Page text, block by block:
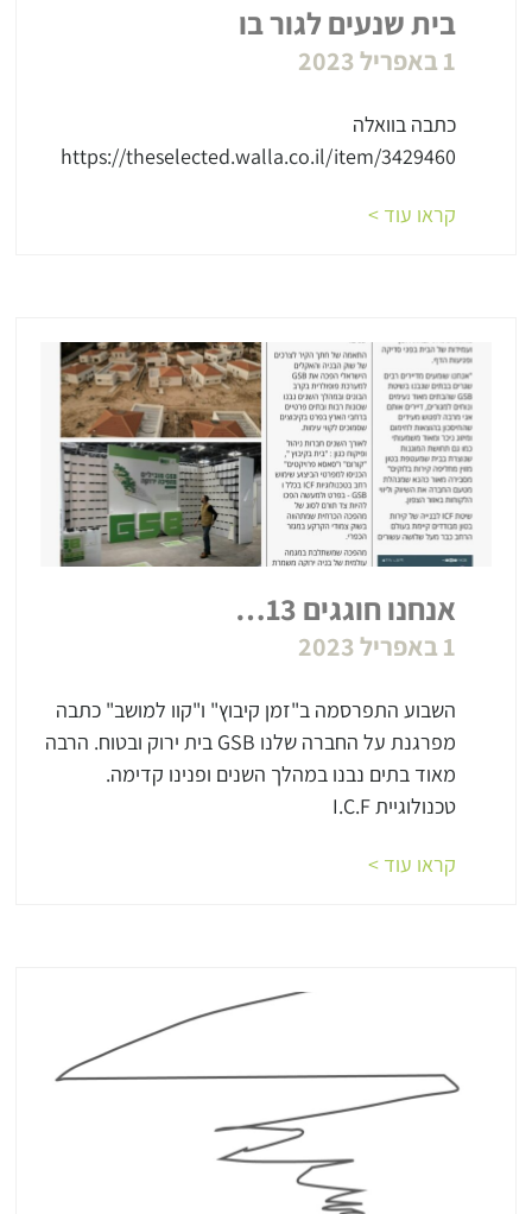
בית שנעים לגור בו
1 באפריל 2023
כתבה בוואלה
https://theselected.walla.co.il/item/3429460
קראו עוד >
אנחנו חוגגים 13…
1 באפריל 2023
השבוע התפרסמה ב"זמן קיבוץ" ו"קוו למושב" כתבה
מפרגנת על החברה שלנו GSB בית ירוק ובטוח. הרבה
מאוד בתים נבנו במהלך השנים ופנינו קדימה.
טכנולוגיית I.C.F
קראו עוד >